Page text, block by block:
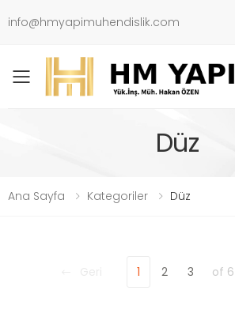
info@hmyapimuhendislik.com
Toggle mobile menu
Düz
Ana Sayfa Kategoriler Düz
1 2 3 of 6